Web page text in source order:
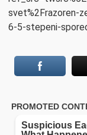
svet%2Frazoren-
6-5-stepeni-